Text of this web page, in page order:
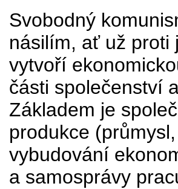
Svobodný
násilím, ať už proti
vytvoří
části společenství
Základem je
produkce
vybudování
a samosprávy